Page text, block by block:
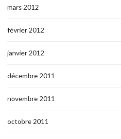
mars 2012
février 2012
janvier 2012
décembre 2011
novembre 2011
octobre 2011